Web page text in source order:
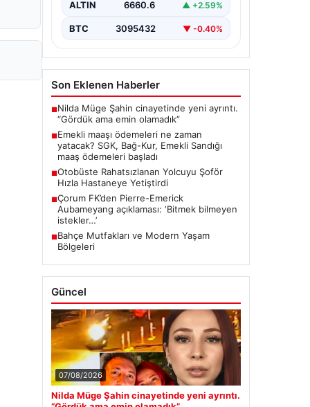
ALTIN 6660.6 ▲ +2.59%
BTC 3095432 ▼ -0.40%
Son Eklenen Haberler
■Nilda Müge Şahin cinayetinde yeni ayrıntı.
“Gördük ama emin olamadık”
■Emekli maaşı ödemeleri ne zaman
yatacak? SGK, Bağ-Kur, Emekli Sandığı
maaş ödemeleri başladı
■Otobüste Rahatsızlanan Yolcuyu Şoför
Hızla Hastaneye Yetiştirdi
■Çorum FK’den Pierre-Emerick
Aubameyang açıklaması: ‘Bitmek bilmeyen
istekler…’
■Bahçe Mutfakları ve Modern Yaşam
Bölgeleri
Güncel
07/08/2026
Nilda Müge Şahin cinayetinde yeni ayrıntı.